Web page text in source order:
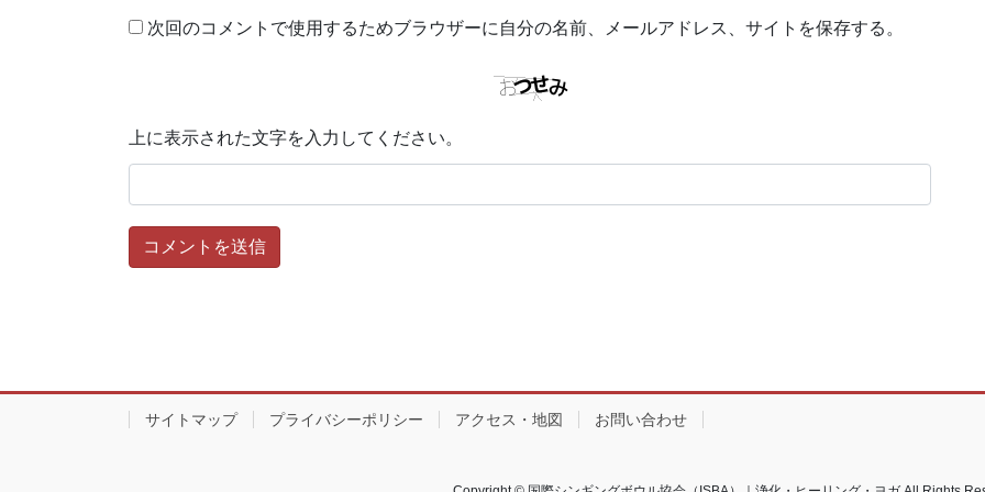
次回のコメントで使用するためブラウザーに自分の名前、メールアドレス、サイトを保存する。
上に表示された文字を入力してください。
サイトマップ プライバシーポリシー アクセス・地図 お問い合わせ